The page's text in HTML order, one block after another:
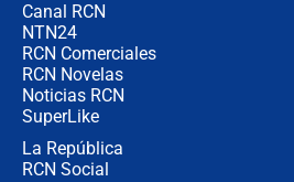
Canal RCN
NTN24
RCN Comerciales
RCN Novelas
Noticias RCN
SuperLike
La República
RCN Social